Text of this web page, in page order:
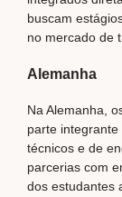
buscam
no mercado de
Alemanha
Na Alemanha,
parte
técnicos e de
parcerias com
dos estudantes